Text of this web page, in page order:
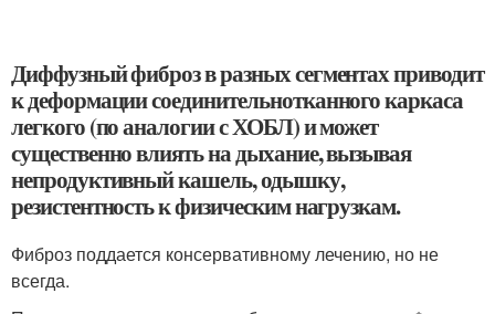
Диффузный фиброз в разных сегментах приводит
к деформации соединительнотканного каркаса
легкого (по аналогии с ХОБЛ) и может
существенно влиять на дыхание, вызывая
непродуктивный кашель, одышку,
резистентность к физическим нагрузкам.
Фиброз поддается консервативному лечению, но не
всегда.